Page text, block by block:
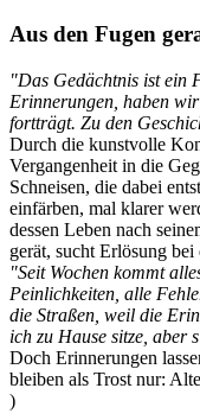
Aus den Fugen
"Das Gedächtnis ist ein
Erinnerungen, haben
fortträgt. Zu den
Durch die kunstvolle
Vergangenheit in die
Schneisen, die dabei
einfärben, mal klarer
dessen Leben nach
gerät, sucht Erlösung
"Seit Wochen kommt
Peinlichkeiten, alle
die Straßen, weil die
ich zu Hause sitze, aber
Doch Erinnerungen
bleiben als Trost nur:
)